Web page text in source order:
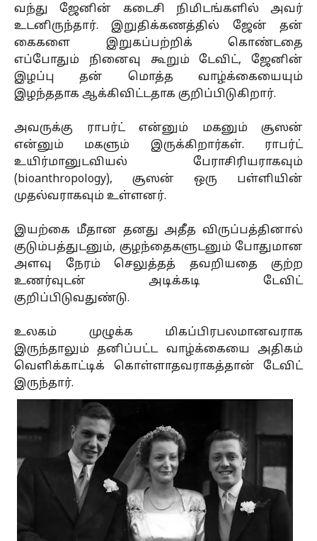
வந்து ஜேனின் கடைசி நிமிடங்களில் அவர்
உடனிருந்தார். இறுதிக்கணத்தில் ஜேன் தன்
கைகளை இறுகப்பற்றிக் கொண்டதை
எப்போதும் நினைவு கூறும் டேவிட், ஜேனின்
இழப்பு தன் மொத்த வாழ்க்கையையும்
இழந்ததாக ஆக்கிவிட்டதாக குறிப்பிடுகிறார்.
அவருக்கு ராபர்ட் என்னும் மகனும் சூஸன்
என்னும் மகளும் இருக்கிறார்கள். ராபர்ட்
உயிர்மானுடவியல் பேராசிரியராகவும்
(bioanthropology), சூஸன் ஒரு பள்ளியின்
முதல்வராகவும் உள்ளனர்.
இயற்கை மீதான தனது அதீத விருப்பத்தினால்
குடும்பத்துடனும், குழந்தைகளுடனும் போதுமான
அளவு நேரம் செலுத்தத் தவறியதை குற்ற
உணர்வுடன் அடிக்கடி டேவிட்
குறிப்பிடுவதுண்டு.
உலகம் முழுக்க மிகப்பிரபலமானவராக
இருந்தாலும் தனிப்பட்ட வாழ்க்கையை அதிகம்
வெளிக்காட்டிக் கொள்ளாதவராகத்தான் டேவிட்
இருந்தார்.